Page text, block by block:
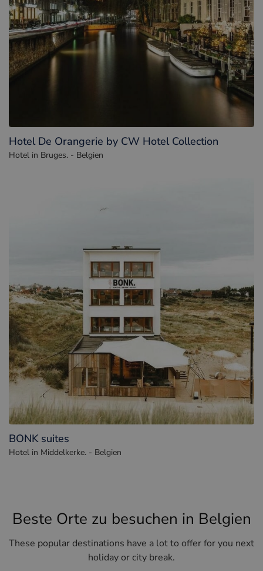
Hotel De Orangerie by CW Hotel Collection
Hotel in Bruges. - Belgien
BONK suites
Hotel in Middelkerke. - Belgien
Beste Orte zu besuchen in Belgien
These popular destinations have a lot to offer for you next
holiday or city break.